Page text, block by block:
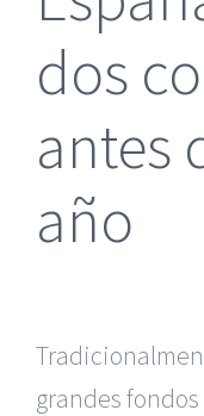
dos
antes
año
grandes